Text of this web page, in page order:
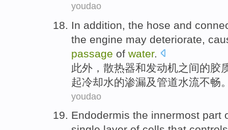
youdao
In addition the hose and
the engine may deteriorate
passage of water.
此外 ， 散热器和发动机之间的胶
起冷却水的渗漏及 管道水流不畅
youdao
Endodermis the innermost part